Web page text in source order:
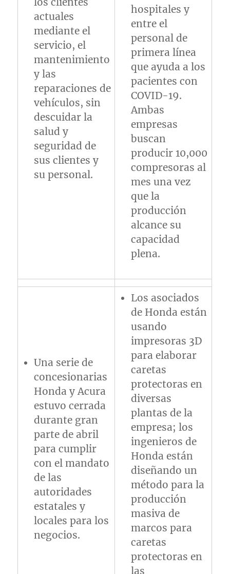
actuales
mediante el
servicio, el
mantenimiento
y las
reparaciones de
vehículos, sin
descuidar la
salud y
seguridad de
sus clientes y
su personal.
hospitales y
entre el
personal de
primera línea
que ayuda a los
pacientes con
COVID-19.
Ambas
empresas
buscan
producir 10,000
compresoras al
mes una vez
que la
producción
alcance su
capacidad
plena.
Una serie de
concesionarias
Honda y Acura
estuvo cerrada
durante gran
parte de abril
para cumplir
con el mandato
de las
autoridades
estatales y
locales para los
negocios.
Los asociados
de Honda están
usando
impresoras 3D
para elaborar
caretas
protectoras en
diversas
plantas de la
empresa; los
ingenieros de
Honda están
diseñando un
método para la
producción
masiva de
marcos para
caretas
protectoras en
las